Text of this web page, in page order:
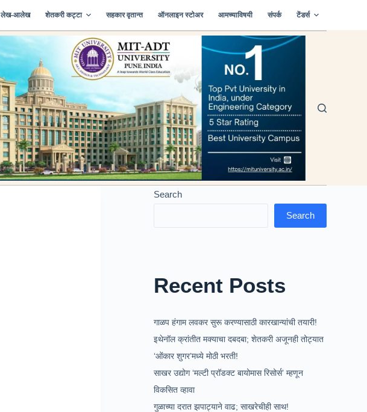
लेख-आलेख शेतकरी कट्टा सहकार वृतान्त ऑनलाइन स्टोअर आमच्याविषयी संपर्क टेंडर्स
Search
Search
Recent Posts
गाळप हंगाम लवकर सुरू करण्यासाठी कारखान्यांची तयारी!
इथेनॉल क्रांतीत मक्याचा दबदबा; शेतकरी अजूनही तोट्यात
‘ओंकार शुगर’मध्ये मोठी भरती!
साखर उद्योग ‘मल्टी प्रॉडक्ट बायोमास रिसोर्स’ म्हणून
विकसित व्हावा
गुळाच्या दरात झपाट्याने वाढ; साखरेचीही साथ!